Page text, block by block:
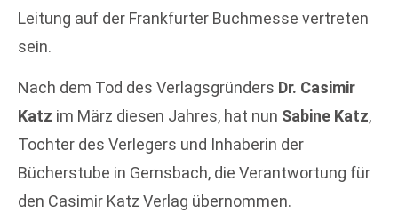
Leitung auf der Frankfurter Buchmesse vertreten
sein.
Nach dem Tod des Verlagsgründers Dr. Casimir
Katz im März diesen Jahres, hat nun Sabine Katz,
Tochter des Verlegers und Inhaberin der
Bücherstube in Gernsbach, die Verantwortung für
den Casimir Katz Verlag übernommen.